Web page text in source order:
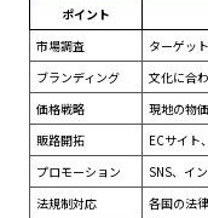
ポイント
市場調査
ターゲッ
ブランディング
文化に合
価格戦略
現地の物
販路開拓
ECサイト
プロモーション
SNS、イ
法規制対応
各国の法